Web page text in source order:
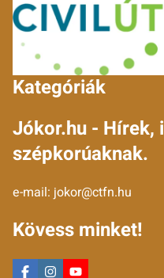
Kategóriák
Jókor.hu -
szépkorúaknak.
e-mail: jokor@ctfn.hu
Kövess minket!